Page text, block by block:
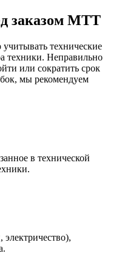
заказом MTT
технические
техники. Неправильно
или сократить срок
мы рекомендуем
в технической
электричество),